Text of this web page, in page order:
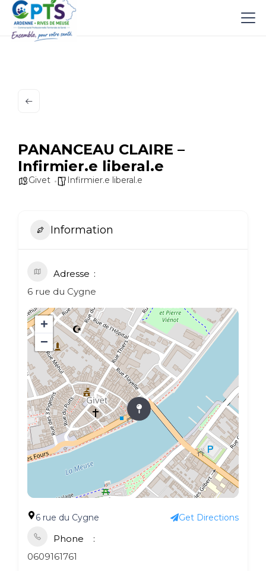
PANANCEAU CLAIRE –
Infirmier.e liberal.e
Givet Infirmier.e liberal.e
Information
Adresse
6 rue du Cygne
+
−
6 rue du Cygne Get Directions
Phone
0609161761